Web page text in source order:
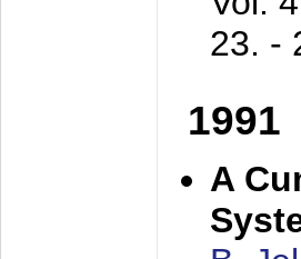
23. -
1991
A